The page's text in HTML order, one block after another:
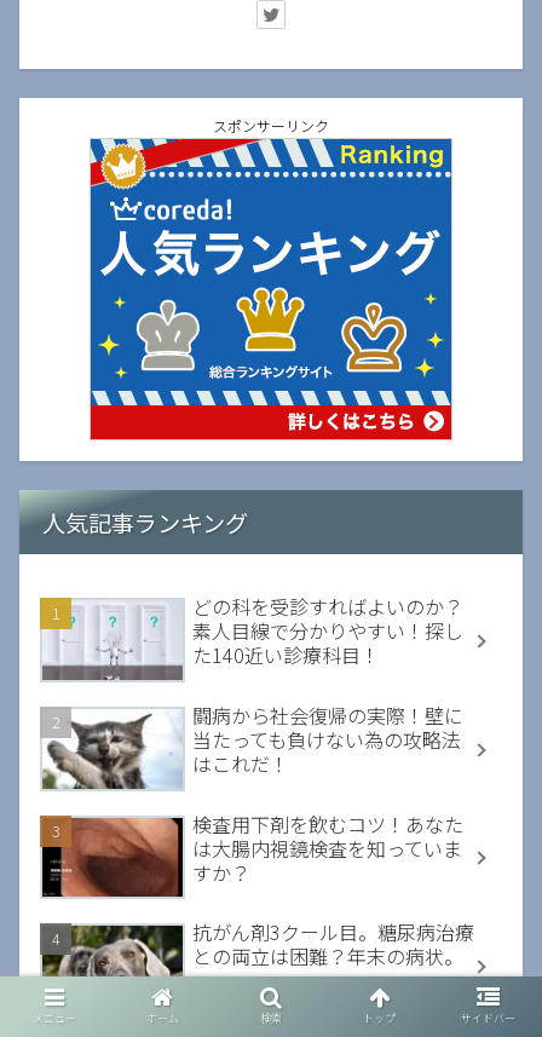
スポンサーリンク
人気記事ランキング
どの科を受診すればよいのか？
素人目線で分かりやすい！探し
た140近い診療科目！
闘病から社会復帰の実際！壁に
当たっても負けない為の攻略法
はこれだ！
検査用下剤を飲むコツ！あなた
は大腸内視鏡検査を知っていま
すか？
抗がん剤3クール目。糖尿病治療
との両立は困難？年末の病状。
メニュー ホーム 検索 トップ サイドバー